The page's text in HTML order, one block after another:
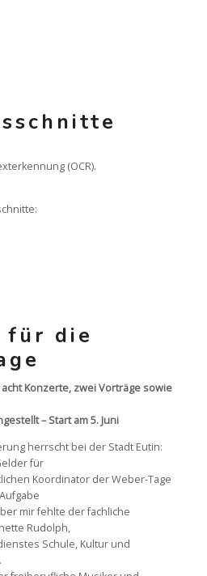
(OCR).
für die
Konzerte, zwei Vorträge sowie
– Start am 5. Juni
herrscht bei der Stadt Eutin:
für
Koordinator der Weber-Tage
mir fehlte der fachliche
Rudolph,
Schule, Kultur und